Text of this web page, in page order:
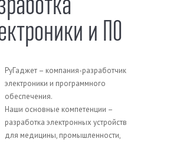
и ПО
РуГаджет – компания-разработчик
электроники и программного
обеспечения.
Наши основные компетенции –
разработка электронных устройств
для медицины, промышленности,